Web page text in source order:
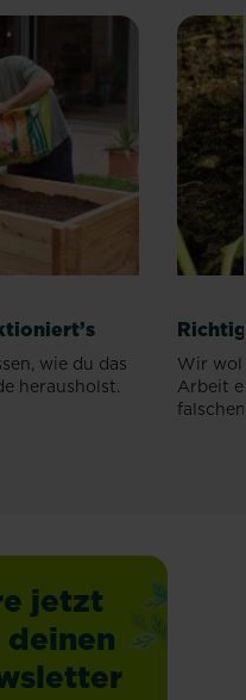
wie du das
herausholst.
Wir
Arbeit
jetzt